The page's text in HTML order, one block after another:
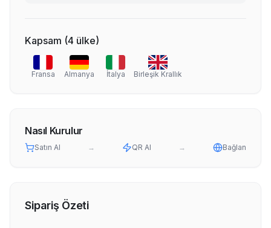
Kapsam (4 ülke)
Fransa Almanya İtalya Birleşik Krallık
Nasıl Kurulur
Satın Al → QR Al → Bağlan
Sipariş Özeti